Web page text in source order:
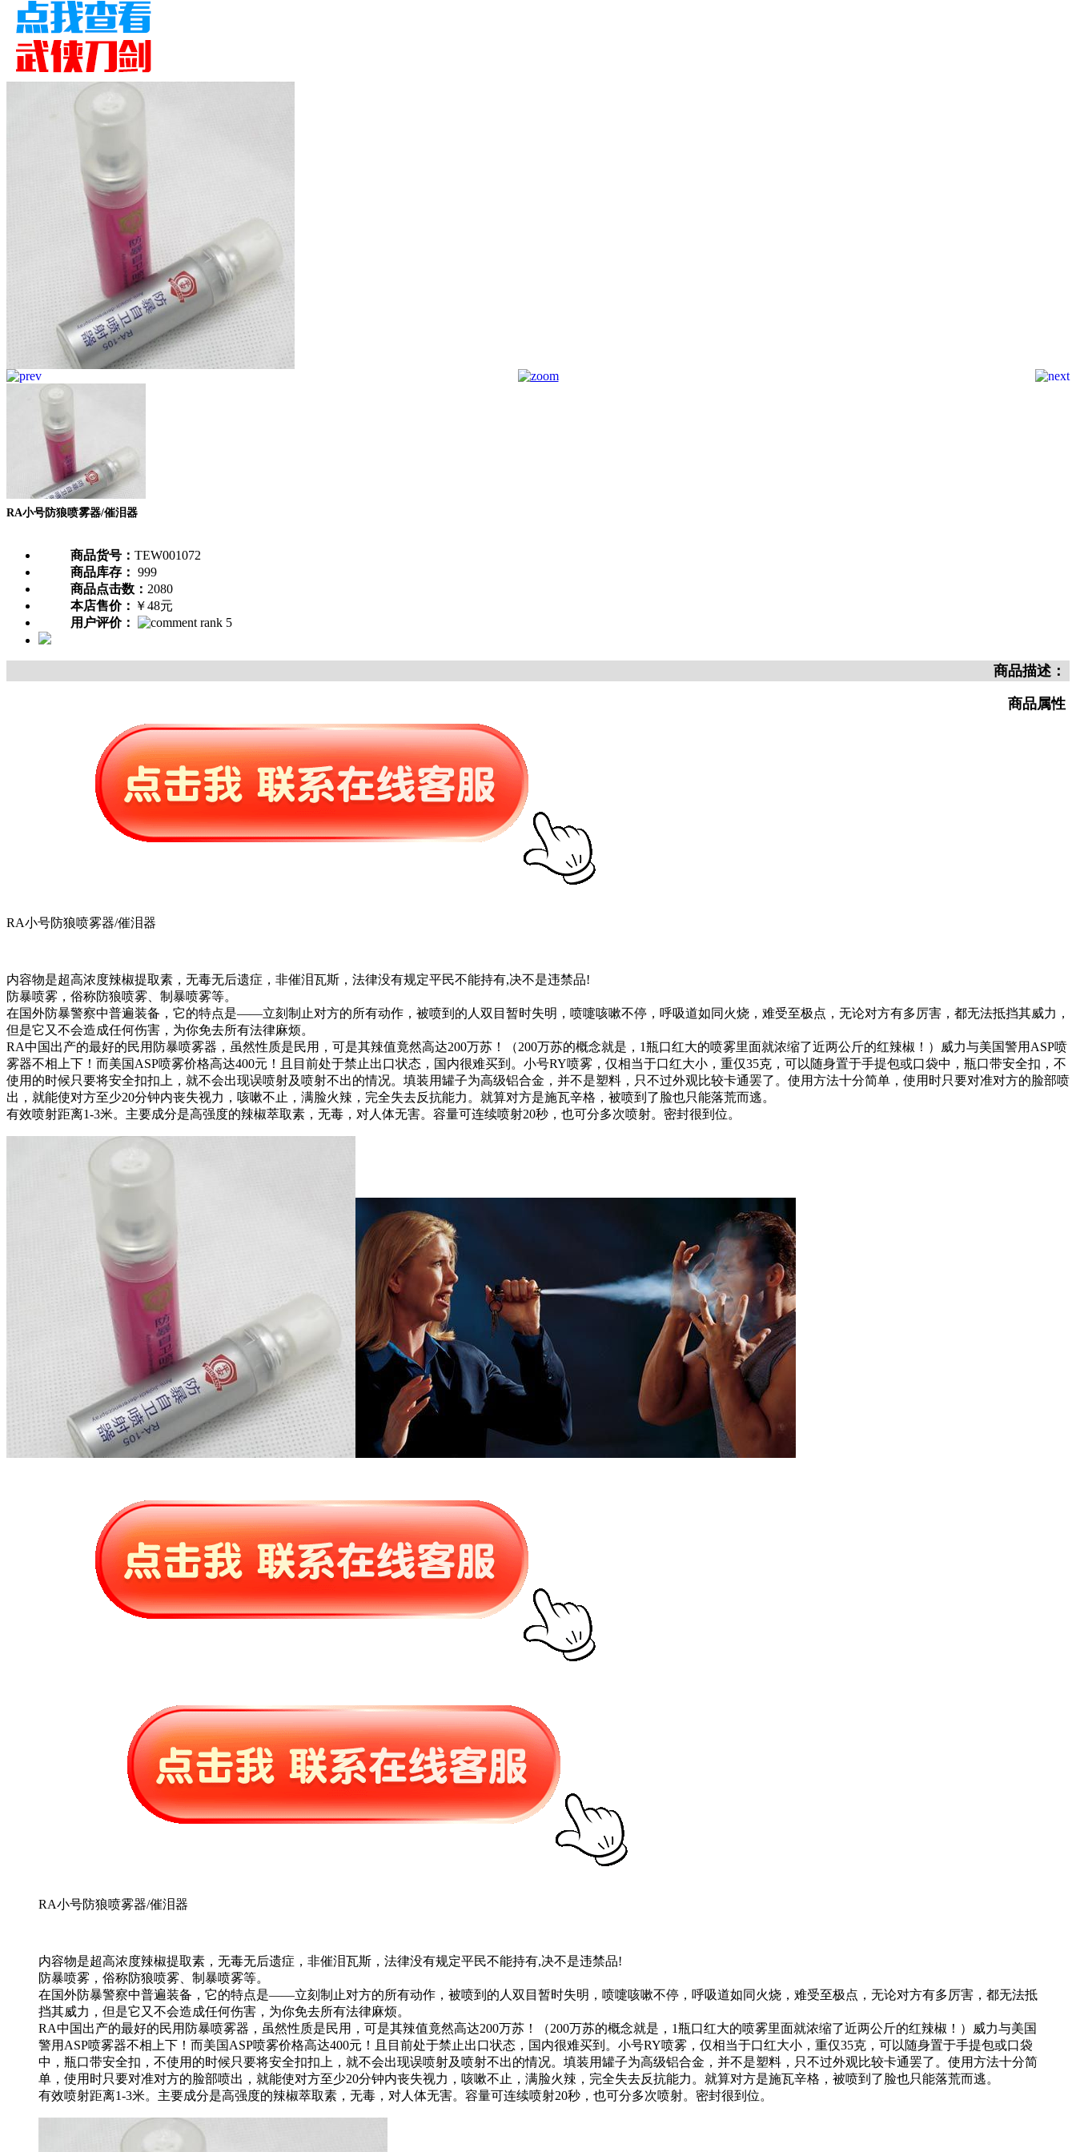
RA小号防狼喷雾器/催泪器
商品货号： TEW001072
商品库存： 999
商品点击数： 2080
本店售价： ￥48元
用户评价：
商品描述：
商品属性
RA小号防狼喷雾器/催泪器
内容物是超高浓度辣椒提取素，无毒无后遗症，非催泪瓦斯，法律没有规定平民不能持有,决不是违禁品!
防暴喷雾，俗称防狼喷雾、制暴喷雾等。
在国外防暴警察中普遍装备，它的特点是——立刻制止对方的所有动作，被喷到的人双目暂时失明，喷嚏咳嗽不停，呼吸道如同火烧，难受至极点，无论对方有多厉害，都无法抵挡其威力，
但是它又不会造成任何伤害，为你免去所有法律麻烦。
RA中国出产的最好的民用防暴喷雾器，虽然性质是民用，可是其辣值竟然高达200万苏！（200万苏的概念就是，1瓶口红大的喷雾里面就浓缩了近两公斤的红辣椒！）威力与美国警用ASP喷
雾器不相上下！而美国ASP喷雾价格高达400元！且目前处于禁止出口状态，国内很难买到。小号RY喷雾，仅相当于口红大小，重仅35克，可以随身置于手提包或口袋中，瓶口带安全扣，不
使用的时候只要将安全扣扣上，就不会出现误喷射及喷射不出的情况。填装用罐子为高级铝合金，并不是塑料，只不过外观比较卡通罢了。使用方法十分简单，使用时只要对准对方的脸部喷
出，就能使对方至少20分钟内丧失视力，咳嗽不止，满脸火辣，完全失去反抗能力。就算对方是施瓦辛格，被喷到了脸也只能落荒而逃。
有效喷射距离1-3米。主要成分是高强度的辣椒萃取素，无毒，对人体无害。容量可连续喷射20秒，也可分多次喷射。密封很到位。
RA小号防狼喷雾器/催泪器
内容物是超高浓度辣椒提取素，无毒无后遗症，非催泪瓦斯，法律没有规定平民不能持有,决不是违禁品!
防暴喷雾，俗称防狼喷雾、制暴喷雾等。
在国外防暴警察中普遍装备，它的特点是——立刻制止对方的所有动作，被喷到的人双目暂时失明，喷嚏咳嗽不停，呼吸道如同火烧，难受至极点，无论对方有多厉害，都无法抵
挡其威力，但是它又不会造成任何伤害，为你免去所有法律麻烦。
RA中国出产的最好的民用防暴喷雾器，虽然性质是民用，可是其辣值竟然高达200万苏！（200万苏的概念就是，1瓶口红大的喷雾里面就浓缩了近两公斤的红辣椒！）威力与美国
警用ASP喷雾器不相上下！而美国ASP喷雾价格高达400元！且目前处于禁止出口状态，国内很难买到。小号RY喷雾，仅相当于口红大小，重仅35克，可以随身置于手提包或口袋
中，瓶口带安全扣，不使用的时候只要将安全扣扣上，就不会出现误喷射及喷射不出的情况。填装用罐子为高级铝合金，并不是塑料，只不过外观比较卡通罢了。使用方法十分简
单，使用时只要对准对方的脸部喷出，就能使对方至少20分钟内丧失视力，咳嗽不止，满脸火辣，完全失去反抗能力。就算对方是施瓦辛格，被喷到了脸也只能落荒而逃。
有效喷射距离1-3米。主要成分是高强度的辣椒萃取素，无毒，对人体无害。容量可连续喷射20秒，也可分多次喷射。密封很到位。